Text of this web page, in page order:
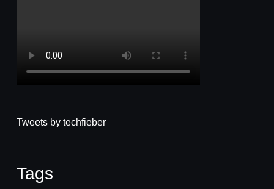
Tweets by techfieber
Tags